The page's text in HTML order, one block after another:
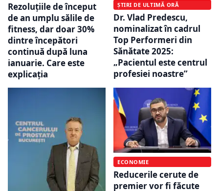
Rezoluțiile de început
de an umplu sălile de
fitness, dar doar 30%
dintre începători
continuă după luna
ianuarie. Care este
explicația
ȘTIRI DE ULTIMĂ ORĂ
Dr. Vlad Predescu,
nominalizat în cadrul
Top Performeri din
Sănătate 2025:
„Pacientul este centrul
profesiei noastre”
ECONOMIE
Reducerile cerute de
premier vor fi făcute